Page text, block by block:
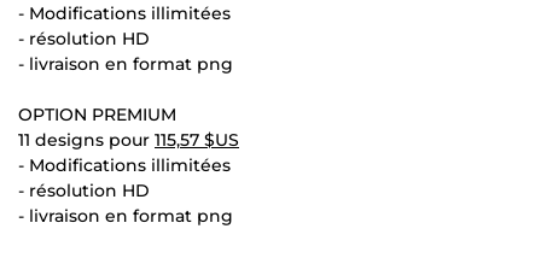
- Modifications illimitées
- résolution HD
- livraison en format png
OPTION PREMIUM
11 designs pour 115,57 $US
- Modifications illimitées
- résolution HD
- livraison en format png